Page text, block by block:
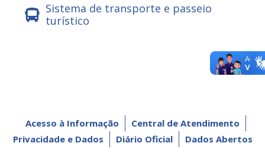
Sistema de transporte e passeio
turístico
Acesso à Informação
Central de Atendimento
Privacidade e Dados
Diário Oficial Dados Abertos